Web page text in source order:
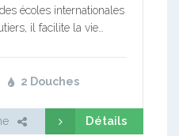
écoles internationales
il facilite la vie…
2 Douches
Détails